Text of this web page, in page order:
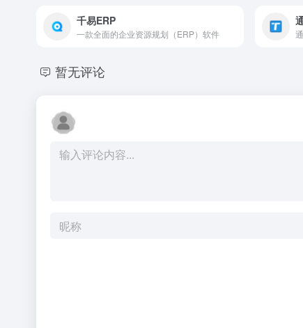
千易ERP
一款全面的企业资源规划（ERP）软件
暂无评论